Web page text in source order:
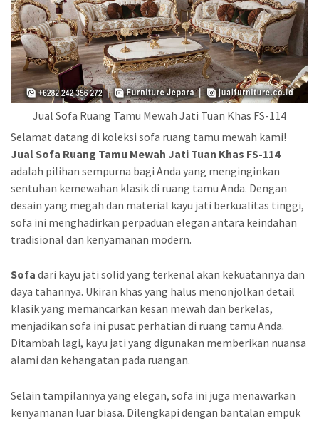
Jual Sofa Ruang Tamu Mewah Jati Tuan Khas FS-114
Selamat datang di koleksi sofa ruang tamu mewah kami!
Jual Sofa Ruang Tamu Mewah Jati Tuan Khas FS-114
adalah pilihan sempurna bagi Anda yang menginginkan
sentuhan kemewahan klasik di ruang tamu Anda. Dengan
desain yang megah dan material kayu jati berkualitas tinggi,
sofa ini menghadirkan perpaduan elegan antara keindahan
tradisional dan kenyamanan modern.
Sofa dari kayu jati solid yang terkenal akan kekuatannya dan
daya tahannya. Ukiran khas yang halus menonjolkan detail
klasik yang memancarkan kesan mewah dan berkelas,
menjadikan sofa ini pusat perhatian di ruang tamu Anda.
Ditambah lagi, kayu jati yang digunakan memberikan nuansa
alami dan kehangatan pada ruangan.
Selain tampilannya yang elegan, sofa ini juga menawarkan
kenyamanan luar biasa. Dilengkapi dengan bantalan empuk